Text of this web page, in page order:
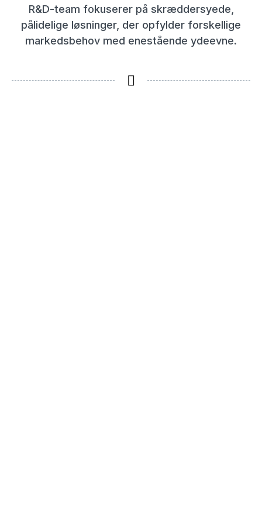
R&D-team fokuserer på skræddersyede,
pålidelige løsninger, der opfylder forskellige
markedsbehov med enestående ydeevne.